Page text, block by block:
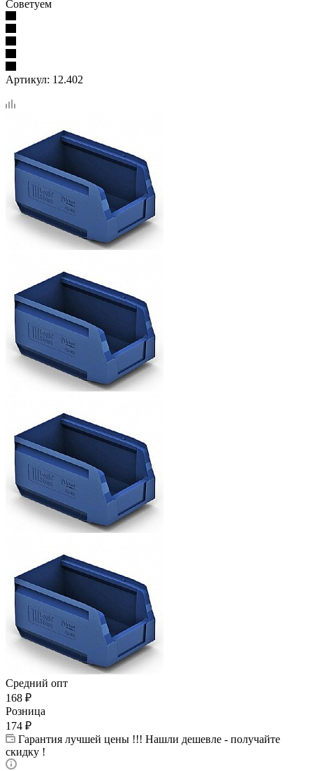
Советуем
Артикул: 12.402
Средний опт
168 ₽
Розница
174 ₽
Гарантия лучшей цены !!! Нашли дешевле - получайте
скидку !